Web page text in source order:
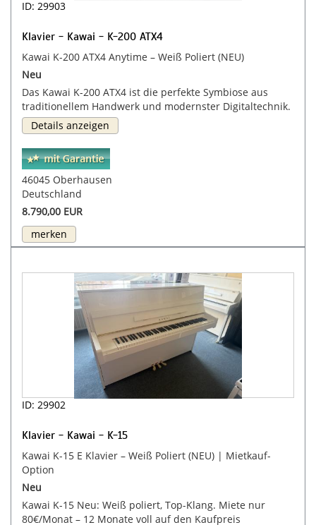
ID: 29903
Klavier - Kawai - K-200 ATX4
Kawai K-200 ATX4 Anytime – Weiß Poliert (NEU)
Neu
Das Kawai K-200 ATX4 ist die perfekte Symbiose aus
traditionellem Handwerk und modernster Digitaltechnik.
Details anzeigen
46045 Oberhausen
Deutschland
8.790,00 EUR
merken
ID: 29902
Klavier - Kawai - K-15
Kawai K-15 E Klavier – Weiß Poliert (NEU) | Mietkauf-
Option
Neu
Kawai K-15 Neu: Weiß poliert, Top-Klang. Miete nur
80€/Monat – 12 Monate voll auf den Kaufpreis